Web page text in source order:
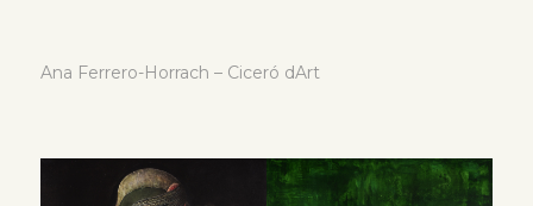
Ana Ferrero-Horrach – Ciceró dArt